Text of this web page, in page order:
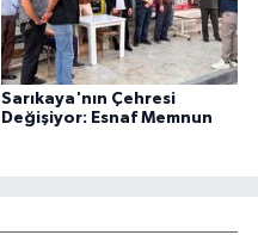
Sarıkaya'nın Çehresi
Değişiyor: Esnaf Memnun